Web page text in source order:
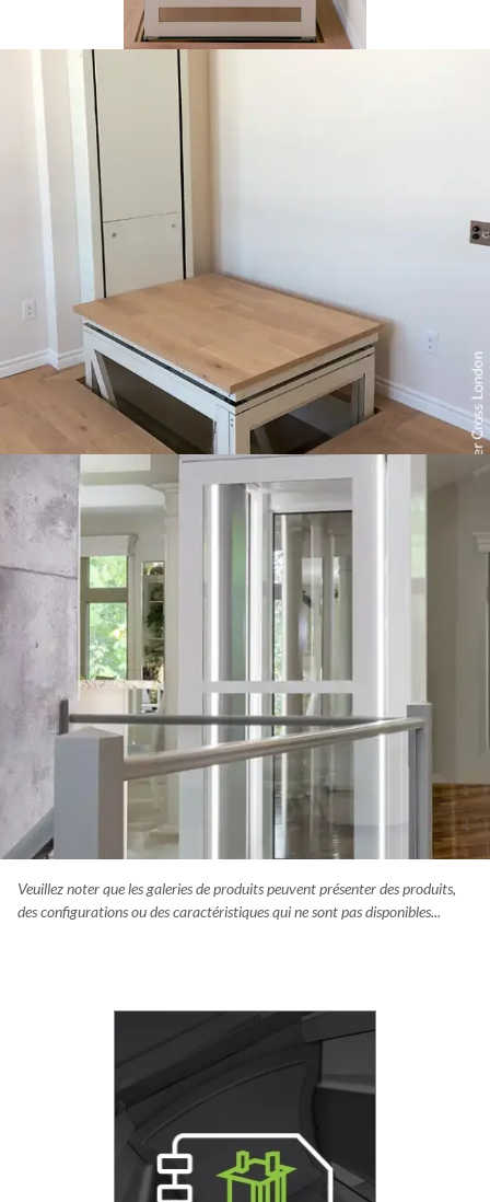
La cabine de la Télécab 17
comporte plus de panneaux
en acrylique que la Télécab
standard. La Télécab 17 est
munie d’une seule porte.
Télécab 17 en descente; le panneau de plancher peut être
personnalisé pour s’harmoniser avec le revêtement de sol
existant de votre domicile.
élévatrice Luma est une solution idéale pour accéder à
de votre domicile. Cette unité autoportante est flexible quant à
Veuillez noter que les galeries de produits peuvent présenter des produits,
des configurations ou des caractéristiques qui ne sont pas disponibles...